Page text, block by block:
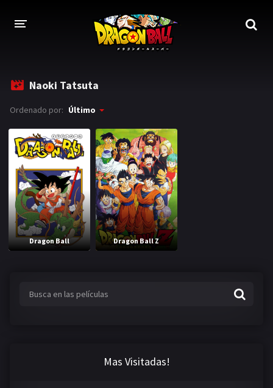
DRAGON BALL
DRAGON BALL Z
DRAGON BALL Z KAI
DRAGON BALL GT
DRAGON BALL SUPER
DRAGON BALL HEROES
PELÍCULAS
DB BLOG
Naoki Tatsuta
Ordenado por: Último
Dragon Ball Dragon Ball Z
Mas Visitadas!